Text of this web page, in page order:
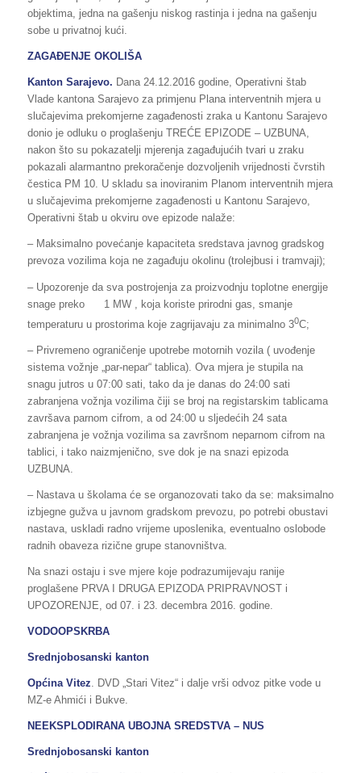
objektima, jedna na gašenju niskog rastinja i jedna na gašenju
sobe u privatnoj kući.
ZAGAĐENJE OKOLIŠA
Kanton Sarajevo. Dana 24.12.2016 godine, Operativni štab
Vlade kantona Sarajevo za primjenu Plana interventnih mjera u
slučajevima prekomjerne zagađenosti zraka u Kantonu Sarajevo
donio je odluku o proglašenju TREĆE EPIZODE – UZBUNA,
nakon što su pokazatelji mjerenja zagađujućih tvari u zraku
pokazali alarmantno prekoračenje dozvoljenih vrijednosti čvrstih
čestica PM 10. U skladu sa inoviranim Planom interventnih mjera
u slučajevima prekomjerne zagađenosti u Kantonu Sarajevo,
Operativni štab u okviru ove epizode nalaže:
– Maksimalno povećanje kapaciteta sredstava javnog gradskog
prevoza vozilima koja ne zagađuju okolinu (trolejbusi i tramvaji);
– Upozorenje da sva postrojenja za proizvodnju toplotne energije
snage preko 1 MW , koja koriste prirodni gas, smanje
temperaturu u prostorima koje zagrijavaju za minimalno 30C;
– Privremeno ograničenje upotrebe motornih vozila ( uvođenje
sistema vožnje „par-nepar“ tablica). Ova mjera je stupila na
snagu jutros u 07:00 sati, tako da je danas do 24:00 sati
zabranjena vožnja vozilima čiji se broj na registarskim tablicama
završava parnom cifrom, a od 24:00 u sljedećih 24 sata
zabranjena je vožnja vozilima sa završnom neparnom cifrom na
tablici, i tako naizmjenično, sve dok je na snazi epizoda
UZBUNA.
– Nastava u školama će se organozovati tako da se: maksimalno
izbjegne gužva u javnom gradskom prevozu, po potrebi obustavi
nastava, uskladi radno vrijeme uposlenika, eventualno oslobode
radnih obaveza rizične grupe stanovništva.
Na snazi ostaju i sve mjere koje podrazumijevaju ranije
proglašene PRVA I DRUGA EPIZODA PRIPRAVNOST i
UPOZORENJE, od 07. i 23. decembra 2016. godine.
VODOOPSKRBA
Srednjobosanski kanton
Općina Vitez. DVD „Stari Vitez“ i dalje vrši odvoz pitke vode u
MZ-e Ahmići i Bukve.
NEEKSPLODIRANA UBOJNA SREDSTVA – NUS
Srednjobosanski kanton